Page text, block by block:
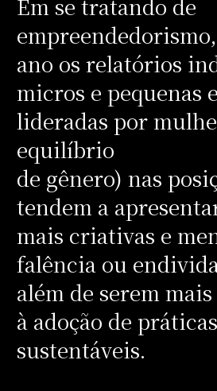
Em se tratando de
ano os relatórios
micros e pequenas
lideradas por
equilíbrio
de gênero) nas
tendem a
mais criativas e
falência ou
além de serem
à adoção de práticas
sustentáveis.